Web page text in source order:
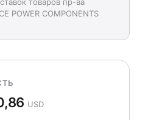
POWER COMPONENTS
USD